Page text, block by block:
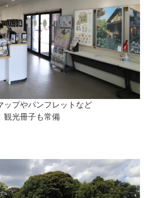
ップやパンフレットなど
観光冊子も常備